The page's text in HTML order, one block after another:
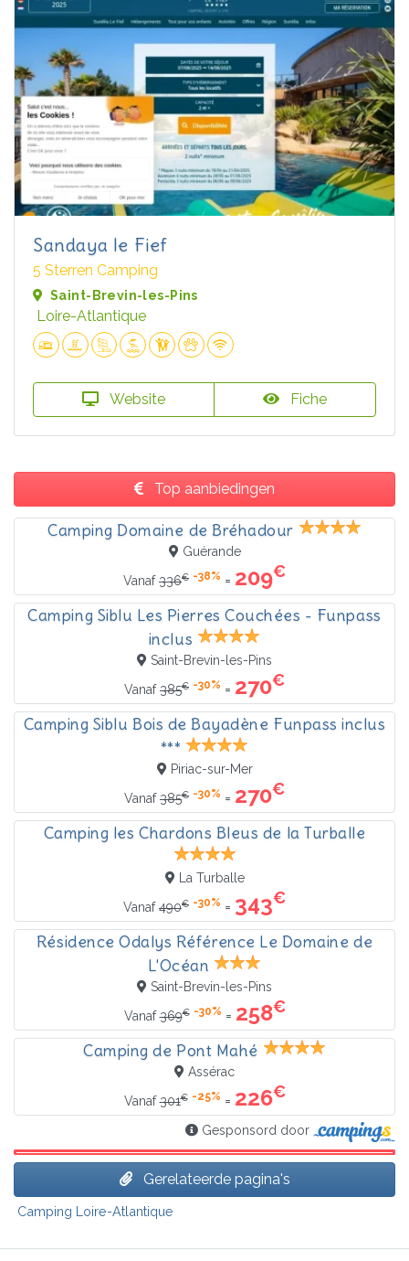
Sandaya le Fief
5 Sterren Camping
Saint-Brevin-les-Pins
Loire-Atlantique
Website Fiche
Top aanbiedingen
Camping Domaine de Bréhadour
Guérande
Vanaf336€ -38% = 209€
Camping Siblu Les Pierres Couchées - Funpass
inclus
Saint-Brevin-les-Pins
Vanaf385€ -30% = 270€
Camping Siblu Bois de Bayadène Funpass inclus
***
Piriac-sur-Mer
Vanaf385€ -30% = 270€
Camping les Chardons Bleus de la Turballe
La Turballe
Vanaf490€ -30% = 343€
Résidence Odalys Référence Le Domaine de
L'Océan
Saint-Brevin-les-Pins
Vanaf369€ -30% = 258€
Camping de Pont Mahé
Assérac
Vanaf301€ -25% = 226€
Gesponsord door
Gerelateerde pagina's
Camping Loire-Atlantique